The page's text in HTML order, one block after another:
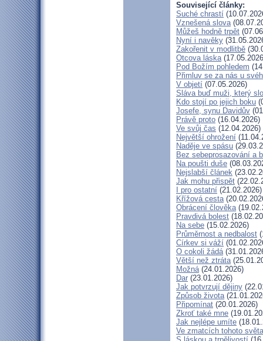
Související články:
Suché chrastí
Vznešená slova
Můžeš hodně trpět
Nyní i navěky
Zakořenit v modlitbě
Otcova láska
Pod Božím pohledem
Přimluv se za nás u
V objetí (07.05.2026)
Sláva buď muži, který
Kdo stojí po jejich boku
Josefe, synu Davidův
Právě proto (16.04.2026)
Ve svůj čas (12.04.2026)
Největší ohrožení
Naděje ve spásu
Bez sebeprosazování a
Na poušti duše
Nejslabší článek
Jak mohu přispět
I pro ostatní (21.02.2026)
Křížová cesta
Obrácení člověka
Pravdivá bolest
Na sebe (15.02.2026)
Průměrnost a nedbalost
Církev si váží
O cokoli žádá
Větší než ztráta
Možná(24.01.2026)
Dar (23.01.2026)
Jak potvrzují dějiny
Způsob života
Připomínat (20.01.2026)
Zkroť také mne
Jak nejlépe umíte
Ve zmatcích tohoto světa